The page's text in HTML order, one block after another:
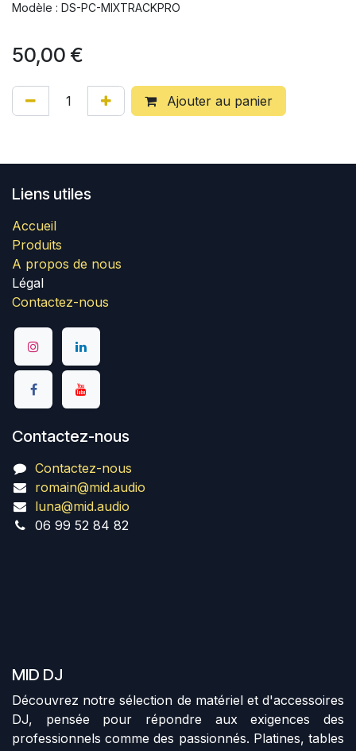
Modèle : DS-PC-MIXTRACKPRO
50,00 €
Ajouter au panier
Liens utiles
Accueil
Produits
A propos de nous
Légal
Contactez-nous
Contactez-nous
Contactez-nous
romain@mid.audio
luna@mid.audio
06 99 52 84 82
MID DJ
Découvrez notre sélection de matériel et d'accessoires
DJ, pensée pour répondre aux exigences des
professionnels comme des passionnés. Platines, tables